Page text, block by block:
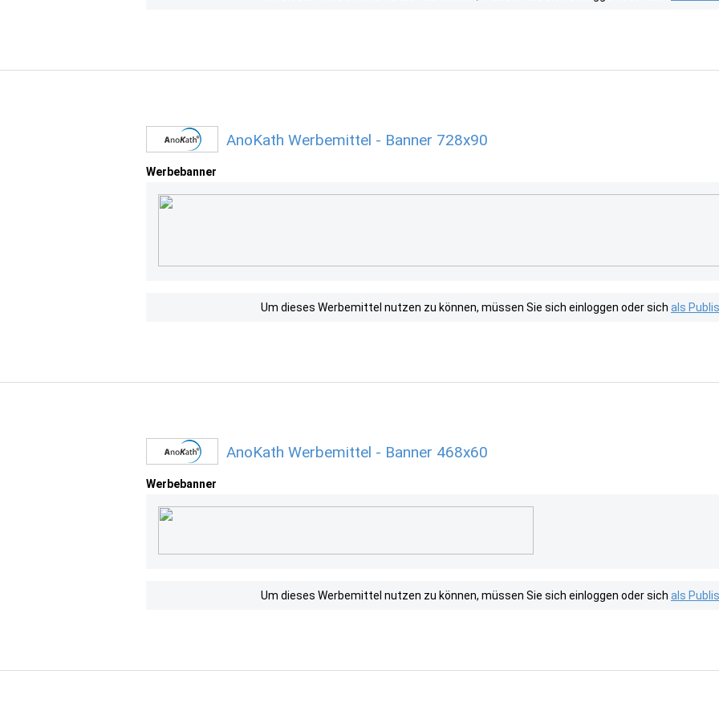
AnoKath Werbemittel - Banner 728x90
Werbebanner
Um dieses Werbemittel nutzen zu können, müssen Sie sich einloggen oder sich als
AnoKath Werbemittel - Banner 468x60
Werbebanner
Um dieses Werbemittel nutzen zu können, müssen Sie sich einloggen oder sich als